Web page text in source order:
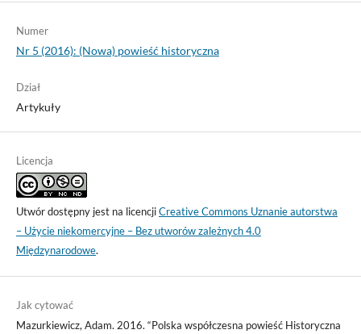
Numer
Nr 5 (2016): (Nowa) powieść historyczna
Dział
Artykuły
Licencja
Utwór dostępny jest na licencjiCreative Commons Uznanie autorstwa
– Użycie niekomercyjne – Bez utworów zależnych 4.0
Międzynarodowe.
Jak cytować
Mazurkiewicz, Adam. 2016. “Polska współczesna powieść Historyczna